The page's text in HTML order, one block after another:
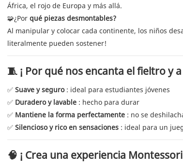
África, el rojo de Europa y más allá.
🧩¿Por qué piezas desmontables?
Al manipular y colocar cada continente, los niños
literalmente pueden sostener!
🧵 ¡ Por qué nos encanta el fieltro y
✅ Suave y seguro: ideal para estudiantes jóvenes
✅ Duradero y lavable : hecho para durar
✅ Mantiene la forma perfectamente : no se
✅ Silencioso y rico en sensaciones : ideal para un
🧠 ¡ Crea una experiencia